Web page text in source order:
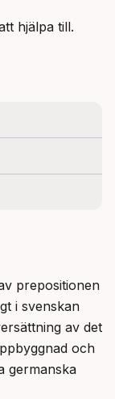
hjälpa till.
i svenskan
av det
och
germanska